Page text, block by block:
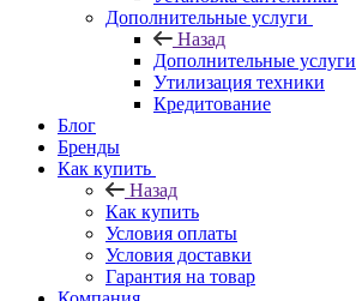
Дополнительные услуги
Назад
Дополнительные услуги
Утилизация техники
Кредитование
Блог
Бренды
Как купить
Назад
Как купить
Условия оплаты
Условия доставки
Гарантия на товар